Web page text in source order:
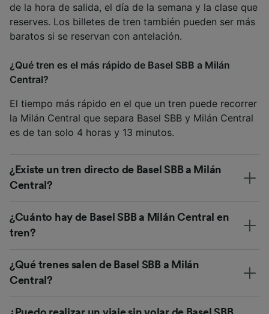
de la hora de salida, el día de la semana y la clase que
reserves. Los billetes de tren también pueden ser más
baratos si se reservan con antelación.
¿Qué tren es el más rápido de Basel SBB a Milán
Central?
El tiempo más rápido en el que un tren puede recorrer
la Milán Central que separa Basel SBB y Milán Central
es de tan solo 4 horas y 13 minutos.
¿Existe un tren directo de Basel SBB a Milán
Central?
¿Cuánto hay de Basel SBB a Milán Central en
tren?
¿Qué trenes salen de Basel SBB a Milán
Central?